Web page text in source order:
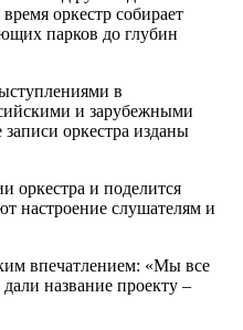
оркестр собирает
парков до глубин
в
и зарубежными
оркестра изданы
оркестра и поделится
настроение слушателям и
впечатлением: «Мы все
название проекту –